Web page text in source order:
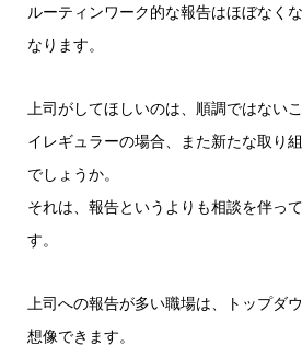
ルーティンワーク的な報告はほぼなく
なります。
上司がしてほしいのは、順調ではない
イレギュラーの場合、また新たな取り
でしょうか。
それは、報告というよりも相談を伴っ
す。
上司への報告が多い職場は、トップダ
想像できます。